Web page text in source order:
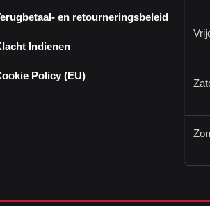
en retourneringsbeleid
Indienen
Policy (EU)